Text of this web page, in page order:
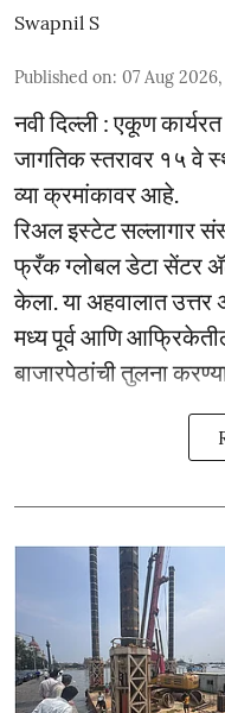
Swapnil S
Published on: 07 Aug
नवी दिल्ली : एकूण
जागतिक स्तरावर १५ वे
व्या क्रमांकावर आहे.
रिअल इस्टेट सल्लागार
फ्रँक ग्लोबल डेटा सेंटर
केला. या अहवालात
मध्य पूर्व आणि
बाजारपेठांची तुलना